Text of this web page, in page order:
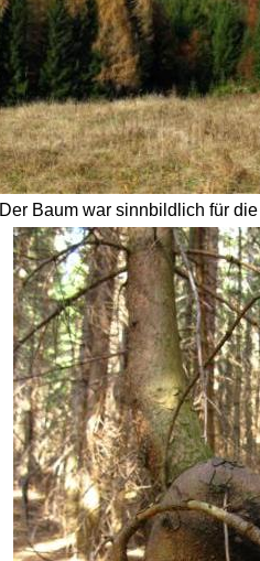
Der Baum war sinnbildlich für